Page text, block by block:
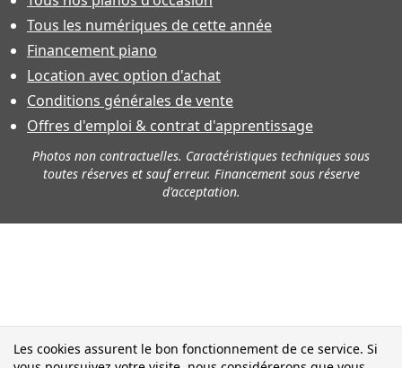
Les cookies assurent le bon fonctionnement de ce service. Si
Tous les numériques de cette année
Financement piano
Location avec option d'achat
Conditions générales de vente
Offres d'emploi & contrat d'apprentissage
Photos non contractuelles. Caractéristiques techniques sous
toutes réserves et sauf erreur. Financement sous réserve
d'acceptation.